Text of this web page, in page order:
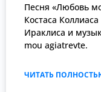
Песня «Любовь
Костаса
Ираклиса и
mou agiatrevte.
ЧИТАТЬ